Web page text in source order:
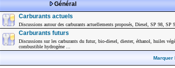
Général
Carburants actuels
Discussions autour des carburants actuellements proposés, Diesel, SP 98, SP
Carburants futurs
Discussions sur les carburants du futur, bio-diesel, diester, éthanol, huiles
combustible hydrogène ...
Marquer